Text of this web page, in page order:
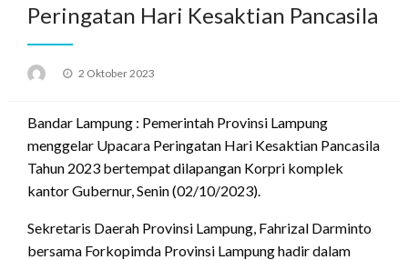
Peringatan Hari Kesaktian Pancasila
Posted
2 Oktober 2023
Bandar Lampung : Pemerintah Provinsi Lampung
menggelar Upacara Peringatan Hari Kesaktian Pancasila
Tahun 2023 bertempat dilapangan Korpri komplek
kantor Gubernur, Senin (02/10/2023).
Sekretaris Daerah Provinsi Lampung, Fahrizal Darminto
bersama Forkopimda Provinsi Lampung hadir dalam